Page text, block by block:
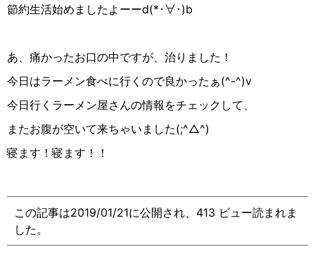
節約生活始めましたよーーd(*･∀︎･)b
あ、痛かったお口の中ですが、治りました！
今日はラーメン食べに行くので良かったぁ(^-^)v
今日行くラーメン屋さんの情報をチェックして、
またお腹が空いて来ちゃいました(;^△︎^)
寝ます！寝ます！！
この記事は2019/01/21に公開され、413 ビュー読まれま
した。